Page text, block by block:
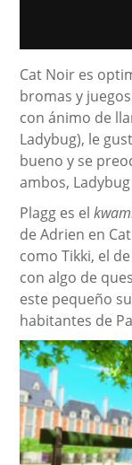
Cat Noir es
bromas y
con ánimo de
Ladybug), le
bueno y se
ambos,
Plagg es el
de Adrien en
como Tikki, el
con algo de
este pequeño
habitantes de